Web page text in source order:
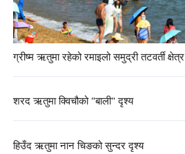
ग्रीष्म ऋतुमा रहेको रमाइलो समुद्री तटवर्ती क्षेत्र
शरद ऋतुमा क्विचौको "बाली" दृश्य
हिउँद ऋतुमा नान चिङको सुन्दर दृश्य